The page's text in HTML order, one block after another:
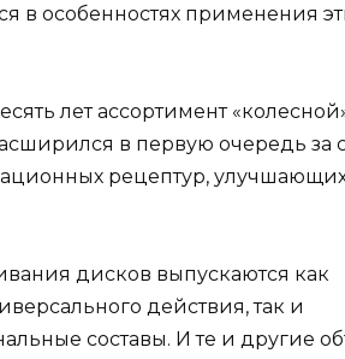
в особенностях применения
лет ассортимент
в первую очередь за
рецептур,
дисков выпускаются как
действия, так и
составы. И те и другие